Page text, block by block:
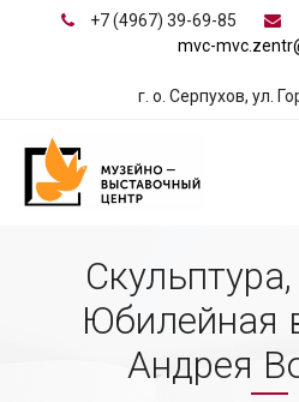
+7 (4967) 39-69-85
mvc-
г. о. Серпухов, ул.
Юбилейная
Андрея